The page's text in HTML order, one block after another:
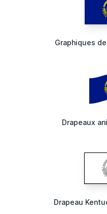
Graphiques
Drapeaux
Drapeau